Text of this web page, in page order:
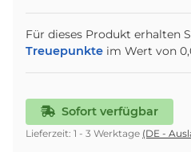
Für dieses Produkt erhalten
Treuepunkte im Wert von
Sofort verfügbar
Lieferzeit: 1 - 3 Werktage (DE -